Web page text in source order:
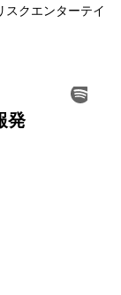
クエンターテイ